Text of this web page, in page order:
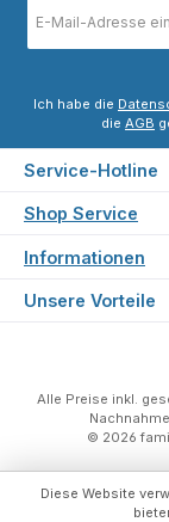
Mail-
Ich habe die
die AGB
Service-Hotline
Shop Service
Informationen
Unsere Vorteile
Alle Preise inkl.
© 2026
Diese Website